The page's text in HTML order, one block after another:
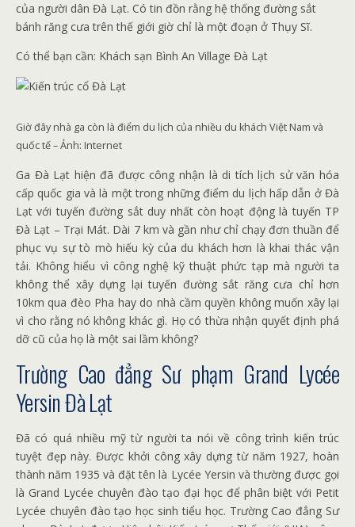
của người dân Đà Lạt. Có tin đồn rằng hệ thống đường sắt
bánh răng cưa trên thế giới giờ chỉ là một đoạn ở Thụy Sĩ.
Có thể bạn cần: Khách sạn Bình An Village Đà Lạt
Giờ đây nhà ga còn là điểm du lịch của nhiều du khách Việt Nam và
quốc tế – Ảnh: Internet
Ga Đà Lạt hiện đã được công nhận là di tích lịch sử văn hóa
cấp quốc gia và là một trong những điểm du lịch hấp dẫn ở Đà
Lạt với tuyến đường sắt duy nhất còn hoạt động là tuyến TP
Đà Lạt – Trại Mát. Dài 7 km và gần như chỉ chạy đơn thuần để
phục vụ sự tò mò hiếu kỳ của du khách hơn là khai thác vận
tải. Không hiểu vì công nghệ kỹ thuật phức tạp mà người ta
không thể xây dựng lại tuyến đường sắt răng cưa chỉ hơn
10km qua đèo Pha hay do nhà cầm quyền không muốn xây lại
vì cho rằng nó không khác gì. Họ có thừa nhận quyết định phá
dỡ cũ của họ là một sai lầm không?
Trường Cao đẳng Sư phạm Grand Lycée
Yersin Đà Lạt
Đã có quá nhiều mỹ từ người ta nói về công trình kiến ​​trúc
tuyệt đẹp này. Được khởi công xây dựng từ năm 1927, hoàn
thành năm 1935 và đặt tên là Lycée Yersin và thường được gọi
là Grand Lycée chuyên đào tạo đại học để phân biệt với Petit
Lycée chuyên đào tạo học sinh tiểu học. Trường Cao đẳng Sư